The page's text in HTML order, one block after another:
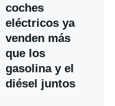
coches
eléctricos ya
venden más
que los
gasolina y el
diésel juntos